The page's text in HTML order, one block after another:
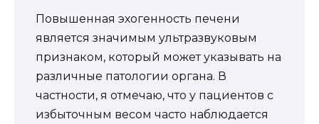
Повышенная эхогенность печени
является значимым ультразвуковым
признаком, который может указывать на
различные патологии органа. В
частности, я отмечаю, что у пациентов с
избыточным весом часто наблюдается